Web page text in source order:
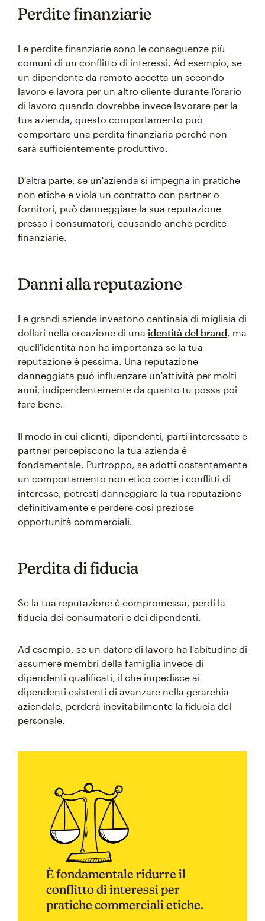
Perdite finanziarie
Le perdite finanziarie sono le conseguenze più
comuni di un conflitto di interessi. Ad esempio, se
un dipendente da remoto accetta un secondo
lavoro e lavora per un altro cliente durante l'orario
di lavoro quando dovrebbe invece lavorare per la
tua azienda, questo comportamento può
comportare una perdita finanziaria perché non
sarà sufficientemente produttivo.
D'altra parte, se un'azienda si impegna in pratiche
non etiche e viola un contratto con partner o
fornitori, può danneggiare la sua reputazione
presso i consumatori, causando anche perdite
finanziarie.
Danni alla reputazione
Le grandi aziende investono centinaia di migliaia di
dollari nella creazione di una identità del brand, ma
quell'identità non ha importanza se la tua
reputazione è pessima. Una reputazione
danneggiata può influenzare un'attività per molti
anni, indipendentemente da quanto tu possa poi
fare bene.
Il modo in cui clienti, dipendenti, parti interessate e
partner percepiscono la tua azienda è
fondamentale. Purtroppo, se adotti costantemente
un comportamento non etico come i conflitti di
interesse, potresti danneggiare la tua reputazione
definitivamente e perdere così preziose
opportunità commerciali.
Perdita di fiducia
Se la tua reputazione è compromessa, perdi la
fiducia dei consumatori e dei dipendenti.
Ad esempio, se un datore di lavoro ha l'abitudine di
assumere membri della famiglia invece di
dipendenti qualificati, il che impedisce ai
dipendenti esistenti di avanzare nella gerarchia
aziendale, perderà inevitabilmente la fiducia del
personale.
È fondamentale ridurre il
conflitto di interessi per
pratiche commerciali etiche.